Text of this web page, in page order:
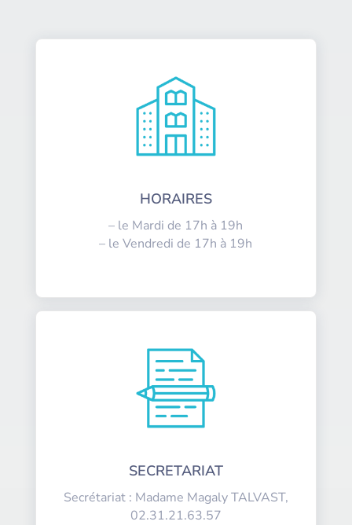
HORAIRES
– le Mardi de 17h à 19h
– le Vendredi de 17h à 19h
SECRETARIAT
Secrétariat : Madame Magaly TALVAST,
02.31.21.63.57